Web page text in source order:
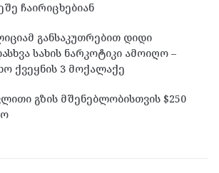
ჩაირიცხებიან
განსაკუთრებით დიდი
სახის ნარკოტიკი ამოიღო –
ქვეყნის 3 მოქალაქე
გზის მშენებლობისთვის $250